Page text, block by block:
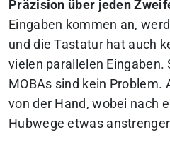
Präzision über jeden
Eingaben kommen an,
und die Tastatur hat auch
vielen parallelen Eingaben.
MOBAs sind kein Problem.
von der Hand, wobei nach
Hubwege etwas